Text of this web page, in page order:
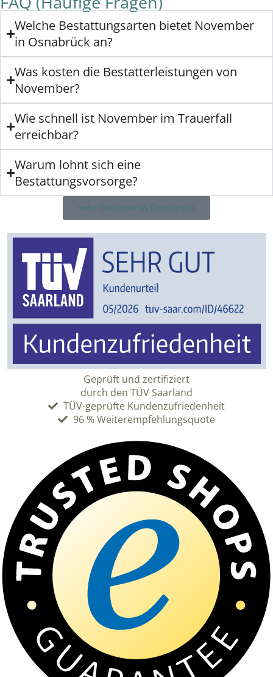
Welche Bestattungsarten bietet November
in Osnabrück an?
Was kosten die Bestatterleistungen von
November?
Wie schnell ist November im Trauerfall
erreichbar?
Warum lohnt sich eine
Bestattungsvorsorge?
Ihr Bestatter in Osnabrück
Geprüft und zertifiziert
durch den TÜV Saarland
TÜV-geprüfte Kundenzufriedenheit
96 % Weiterempfehlungsquote